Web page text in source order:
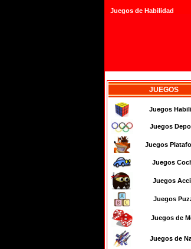
Juegos de Habilidad
JUEGOS
Juegos
Juegos
Juegos
Juegos
Juegos
Juegos
Juegos de
Juegos de